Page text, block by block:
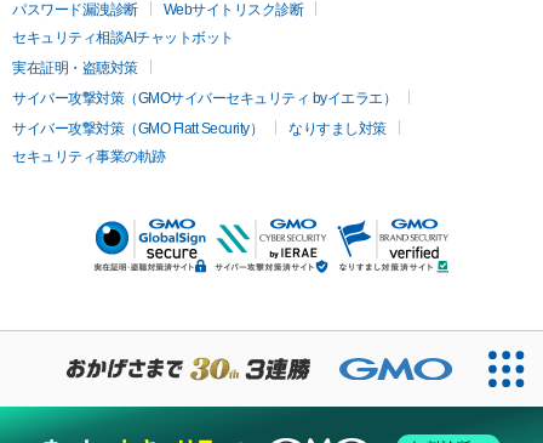
パスワード漏洩診断
Webサイトリスク診断
セキュリティ相談AIチャットボット
実在証明・盗聴対策
サイバー攻撃対策（GMOサイバーセキュリティ byイエラエ）
サイバー攻撃対策（GMO Flatt Security）
なりすまし対策
セキュリティ事業の軌跡